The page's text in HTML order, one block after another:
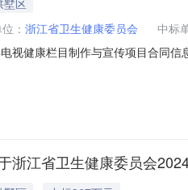
墅区
： 浙江省卫生健康委员会 中标
视健康栏目制作与宣传项目合同
非委托采购不显示合同编号
浙江省卫生健康委员会